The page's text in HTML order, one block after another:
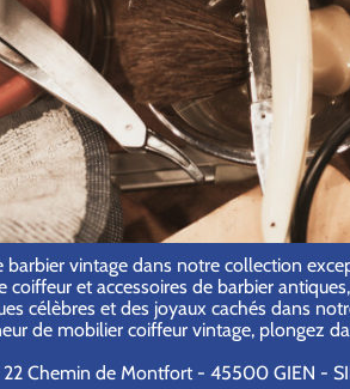
vintage dans notre collection
et accessoires de barbier
célèbres et des joyaux cachés dans
de mobilier coiffeur vintage, plongez
22 Chemin de Montfort - 45500 GIEN -